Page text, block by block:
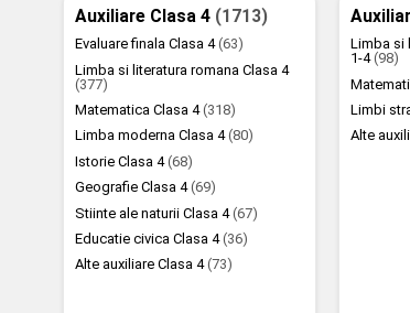
Auxiliare Clasa 4 (1713)
Evaluare finala Clasa 4(63)
Limba si literatura romana Clasa 4
(377)
Matematica Clasa 4(318)
Limba moderna Clasa 4(80)
Istorie Clasa 4(68)
Geografie Clasa 4(69)
Stiinte ale naturii Clasa 4(67)
Educatie civica Clasa 4(36)
Alte auxiliare Clasa 4(73)
Limba si
1-4(98)
Limbi
Alte